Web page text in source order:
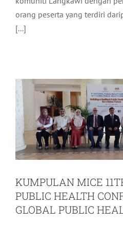
orang peserta yang terdiri
[...]
KUMPULAN MICE
Pelancongan
KUMPULAN MICE
PUBLIC HEALTH
GLOBAL PUBLIC